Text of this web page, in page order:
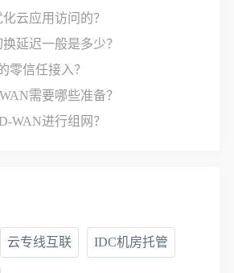
云应用访问的？
延迟一般是多少？
零信任接入？
需要哪些准备？
WAN进行组网？
云专线互联 IDC机房托管